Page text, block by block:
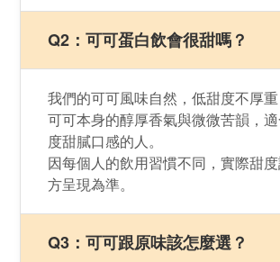
Q2：可可蛋白飲會很甜嗎？
我們的可​可​風味​自然，​低甜度​不​厚
可​可​本身​的醇厚​香氣​與微微​苦韻，​
度​甜​膩口感​的​人。
因每個人的飲用習慣不同，實際​甜
方​呈現為準。
Q3：可可跟原味該怎麼選？